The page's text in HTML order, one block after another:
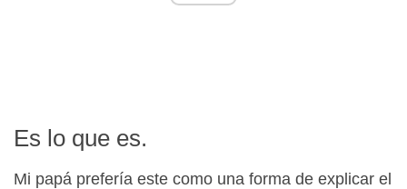
Es lo que es.
Mi papá prefería este como una forma de explicar el